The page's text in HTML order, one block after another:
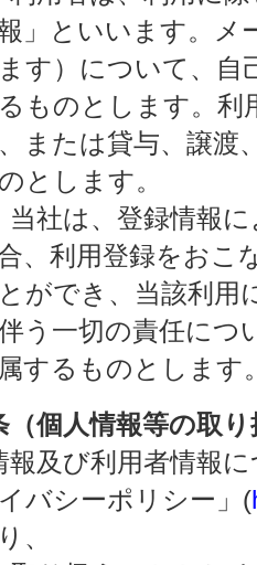
」といいます。メ
す）について、自
ものとします。利
または貸与、譲渡
とします。
当社は、登録情報
、利用登録をおこ
ができ、当該利用
う一切の責任につ
するものとします
（個人情報等の取
報及び利用者情報
バシーポリシー」(
、